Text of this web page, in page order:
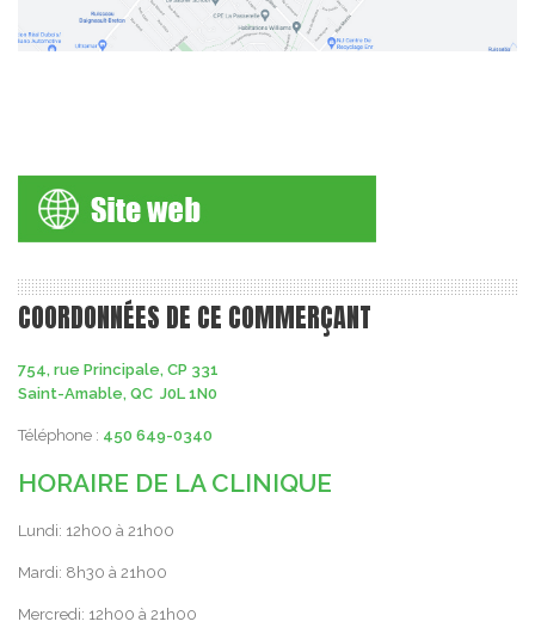
COORDONNÉES DE CE COMMERÇANT
754, rue Principale, CP 331
Saint-Amable, QC J0L 1N0
Téléphone : 450 649-0340
HORAIRE DE LA CLINIQUE
Lundi: 12h00 à 21h00
Mardi: 8h30 à 21h00
Mercredi: 12h00 à 21h00